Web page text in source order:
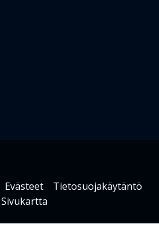
Evästeet
Tietosuojakäytäntö
Sivukartta